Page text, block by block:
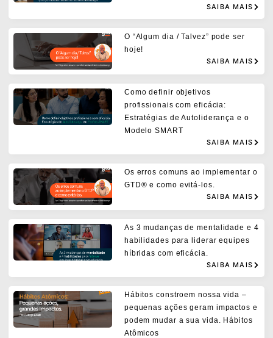
SAIBA MAIS
O “Algum dia / Talvez” pode ser
hoje!
SAIBA MAIS
Como definir objetivos
profissionais com eficácia:
Estratégias de Autoliderança e o
Modelo SMART
SAIBA MAIS
Os erros comuns ao implementar o
GTD® e como evitá-los.
SAIBA MAIS
As 3 mudanças de mentalidade e 4
habilidades para liderar equipes
híbridas com eficácia.
SAIBA MAIS
Hábitos constroem nossa vida –
pequenas ações geram impactos e
podem mudar a sua vida. Hábitos
Atômicos